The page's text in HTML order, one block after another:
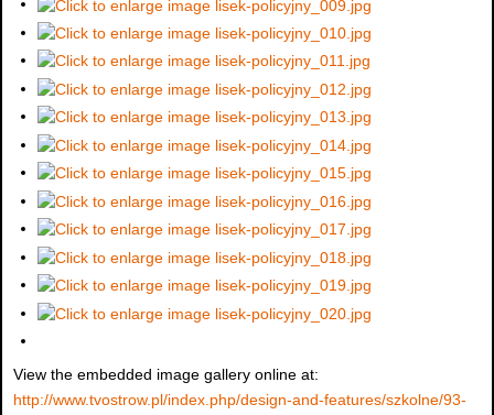
View the embedded image gallery online at:
http://www.tvostrow.pl/index.php/design-and-features/szkolne/93-